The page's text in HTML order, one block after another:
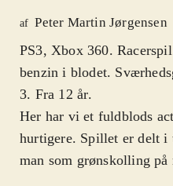
af Peter Martin Jørgensen
PS3, Xbox 360.
benzin i blodet.
3. Fra 12 år.
Her har vi et fuldblods
hurtigere. Spillet er delt i
man som grønskolling på